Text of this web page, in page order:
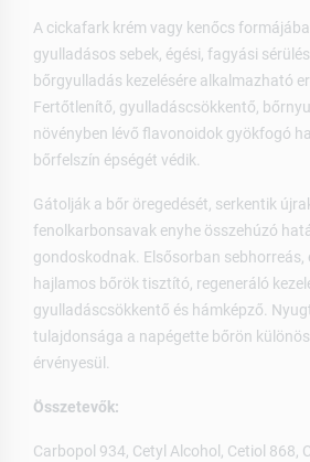
A cickafark krém vagy kenőcs
gyulladásos sebek, égési, fagyási
bőrgyulladás kezelésére alkalmazható
Fertőtlenítő, gyulladáscsökkentő,
növényben lévő flavonoidok gyökfogó
bőrfelszín épségét védik.
Gátolják a bőr öregedését, serkentik
fenolkarbonsavak enyhe összehúzó
gondoskodnak. Elsősorban sebhorreás,
hajlamos bőrök tisztító, regeneráló
gyulladáscsökkentő és hámképző.
tulajdonsága a napégette bőrön
érvényesül.
Összetevők:
Carbopol 934, Cetyl Alcohol, Cetiol 868,